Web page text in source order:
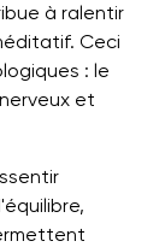
à ralentir
Ceci
: le
et